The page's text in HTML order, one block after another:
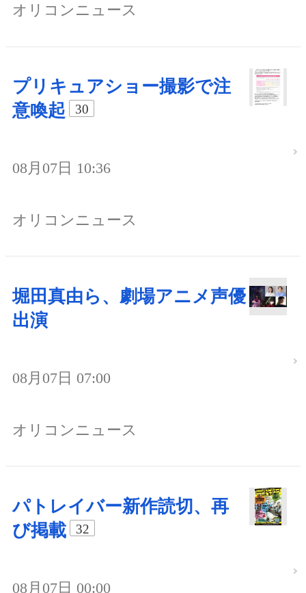
オリコンニュース
プリキュアショー撮影で注
意喚起
30
08月07日 10:36
オリコンニュース
堀田真由ら、劇場アニメ声優
出演
08月07日 07:00
オリコンニュース
パトレイバー新作読切、再
び掲載
32
08月07日 00:00